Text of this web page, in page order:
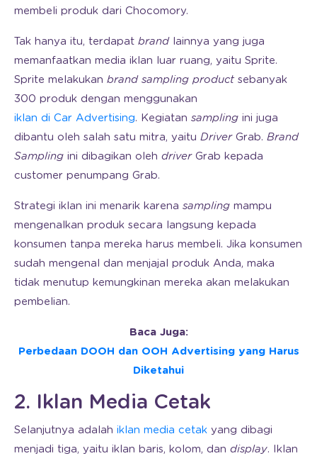
membeli produk dari Chocomory.
Tak hanya itu, terdapat brand lainnya yang juga
memanfaatkan media iklan luar ruang, yaitu Sprite.
Sprite melakukan brand sampling productsebanyak
300 produk dengan menggunakan
iklan di Car Advertising. Kegiatan sampling ini juga
dibantu oleh salah satu mitra, yaitu DriverGrab. Brand
Sampling ini dibagikan oleh driverGrab kepada
customer penumpang Grab.
Strategi iklan ini menarik karena sampling mampu
mengenalkan produk secara langsung kepada
konsumen tanpa mereka harus membeli. Jika konsumen
sudah mengenal dan menjajal produk Anda, maka
tidak menutup kemungkinan mereka akan melakukan
pembelian.
Baca Juga:
Perbedaan DOOH dan OOH Advertising yang Harus
Diketahui
2. Iklan Media Cetak
Selanjutnya adalah iklan media cetak yang dibagi
menjadi tiga, yaitu iklan baris, kolom, dan display. Iklan